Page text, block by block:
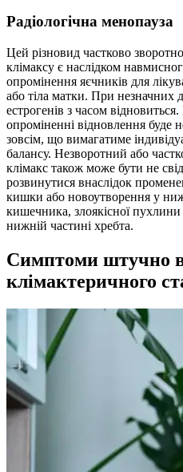
Радіологічна менопауза
Цей різновид частково
клімаксу є наслідком
опромінення яєчників для
або тіла матки. При незначних
естрогенів з часом
опроміненні відновлення буде
зовсім, що вимагатиме
балансу. Незворотний або
клімакс також може бути не
розвинутися внаслідок
кишки або новоутворення у
кишечника, злоякісної пухлини
нижній частині хребта.
Симптоми штучно
клімактеричного